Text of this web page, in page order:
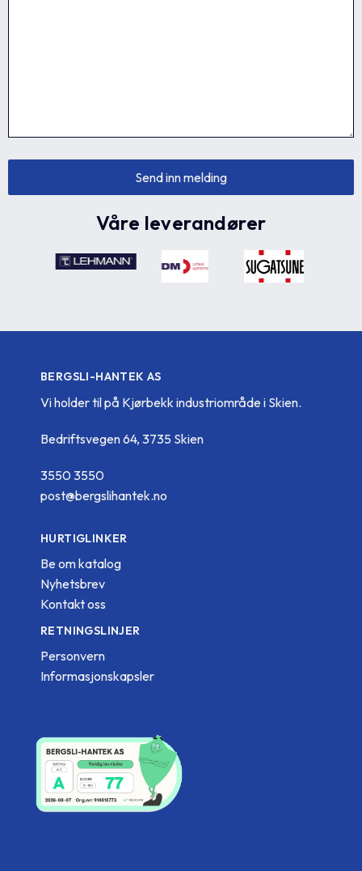
Våre leverandører
BERGSLI-HANTEK AS
Vi holder til på Kjørbekk industriområde i Skien.
Bedriftsvegen 64, 3735 Skien
3550 3550
post@bergslihantek.no
HURTIGLINKER
Be om katalog
Nyhetsbrev
Kontakt oss
RETNINGSLINJER
Personvern
Informasjonskapsler